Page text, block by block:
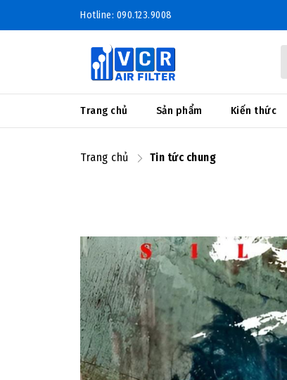
Hotline: 090.123.9008
Trang chủ Sản phẩm Kiến thức
Trang chủ Tin tức chung